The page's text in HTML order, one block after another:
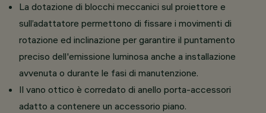
La dotazione di blocchi meccanici sul proiettore e
sull’adattatore permettono di fissare i movimenti di
rotazione ed inclinazione per garantire il puntamento
preciso dell'emissione luminosa anche a installazione
avvenuta o durante le fasi di manutenzione.
Il vano ottico è corredato di anello porta-accessori
adatto a contenere un accessorio piano.